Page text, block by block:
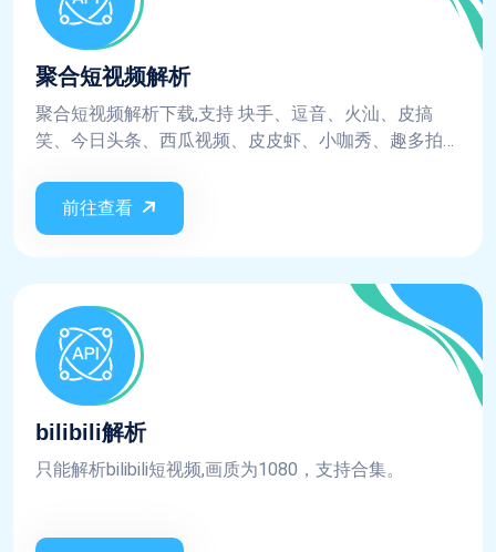
聚合短视频解析
聚合短视频解析下载,支持 块手、逗音、火汕、皮搞
笑、今日头条、西瓜视频、皮皮虾、小咖秀、趣多拍、
全民K歌、刷宝、WIDE短视频、小红书、哔哩哔哩、
最右、皮皮搞笑、vue blog、全民小视频、轻视频、UC
前往查看
bilibili解析
只能解析bilibili短视频,画质为1080，支持合集。